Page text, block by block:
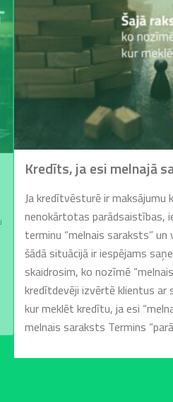
Kredīts, ja esi melnajā
Ja kredītvēsturē ir maksājumu
nenokārtotas parādsaistības,
terminu “melnais saraksts”
šādā situācijā ir iespējams
skaidrosim, ko nozīmē
kredītdevēji izvērtē klientus
kur meklēt kredītu, ja esi
melnais saraksts Termins